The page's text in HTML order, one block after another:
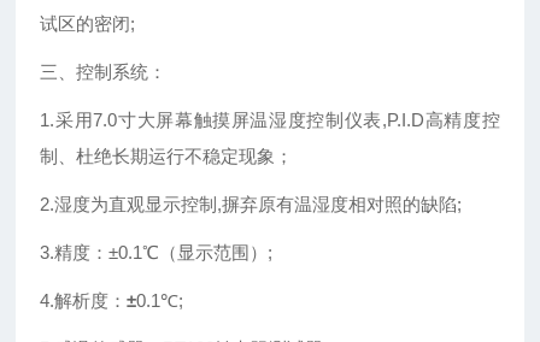
试区的密闭;
三、控制系统：
1.采用7.0寸大屏幕触摸屏温湿度控制仪表,P.I.D高精度控
制、杜绝长期运行不稳定现象；
2.湿度为直观显示控制,摒弃原有温湿度相对照的缺陷;
3.精度：±0.1℃（显示范围）;
4.解析度：±0.1℃;